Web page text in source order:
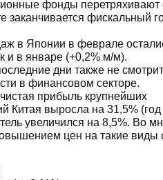
фонды перетряхивают
заканчивается фискальный
в Японии в феврале
и в январе (+0,2% м/м).
дни также не
в финансовом секторе.
прибыль крупнейших
выросла на 31,5% (год
увеличился на 8,5%. Во
цен на такие виды